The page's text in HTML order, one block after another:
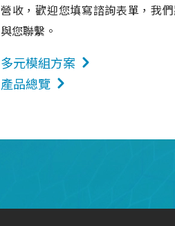
營收，歡迎您填寫諮詢表單，我
與您聯繫。
多元模組方案
產品總覽